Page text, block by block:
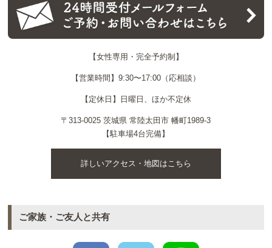
【女性専用・完全予約制】
【営業時間】9:30〜17:00（応相談）
【定休日】日曜日、ほか不定休
〒313-0025 茨城県 常陸太田市 幡町1989-3
【駐車場4台完備】
詳しいアクセス・地図はこちら
ご家族・ご友人と共有